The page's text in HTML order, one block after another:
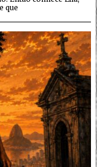
que